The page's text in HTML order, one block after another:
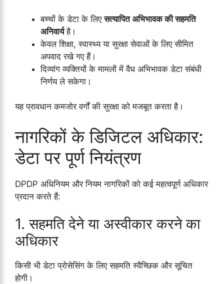
बच्चों के डेटा के लिएसत्यापित अभिभावक की सहमति
अनिवार्यहै।
केवल शिक्षा, स्वास्थ्य या सुरक्षा सेवाओं के लिए सीमित
अपवाद रखे गए हैं।
दिव्यांग व्यक्तियों के मामलों में वैध अभिभावक डेटा संबंधी
निर्णय ले सकेगा।
यह प्रावधान कमजोर वर्गों की सुरक्षा को मजबूत करता है।
नागरिकों के डिजिटल अधिकार:
डेटा पर पूर्ण नियंत्रण
DPDP अधिनियम और नियम नागरिकों को कई महत्वपूर्ण अधिकार
प्रदान करते हैं:
1. सहमति देने या अस्वीकार करने का
अधिकार
किसी भी डेटा प्रोसेसिंग के लिए सहमति स्वैच्छिक और सूचित
होगी।